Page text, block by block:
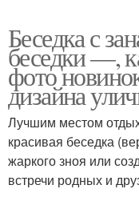
Беседка с
беседки —,
фото
дизайна
Лучшим местом
красивая беседка
жаркого зноя или
встречи родных и